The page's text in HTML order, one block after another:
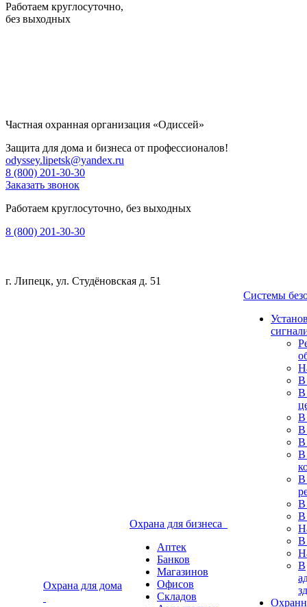
Работаем круглосуточно,
без выходных
Частная охранная организация «Одиссей»
Защита для дома и бизнеса от профессионалов!
odyssey.lipetsk@yandex.ru
8 (800) 201-30-30
Заказать звонок
Работаем круглосуточно, без выходных
8 (800) 201-30-30
г. Липецк, ул. Студёновская д. 51
Охрана для дома
Охрана для бизнеса
Аптек
Банков
Магазинов
Офисов
Складов
Системы
В
В
В
В
В
В
В
В
В
В
В